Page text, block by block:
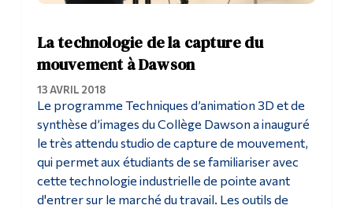
La technologie de la capture du
mouvement à Dawson
13 AVRIL 2018
Le programme Techniques d’animation 3D et de
synthèse d’images du Collège Dawson a inauguré
le très attendu studio de capture de mouvement,
qui permet aux étudiants de se familiariser avec
cette technologie industrielle de pointe avant
d'entrer sur le marché du travail. Les outils de